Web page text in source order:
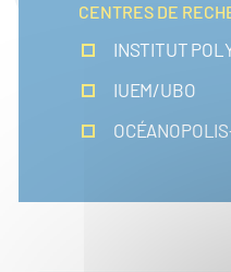
CENTRES DE
INSTITUT
IUEM/UBO